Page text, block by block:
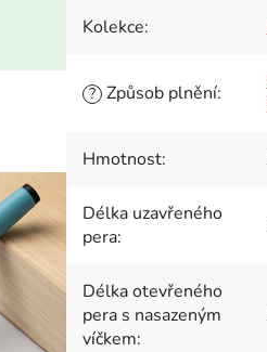
Kolekce:
? Způsob plnění:
Hmotnost:
Délka uzavřeného
pera:
Délka otevřeného
pera s nasazeným
víčkem: